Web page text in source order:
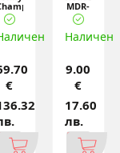
Gold,
Open
Ear
€
MDR-
EX15AP
blue
Наличен
9.00
€
17.60
лв.